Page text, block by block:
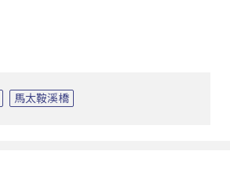
馬太鞍溪橋